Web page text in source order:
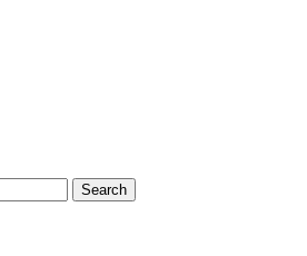
Search